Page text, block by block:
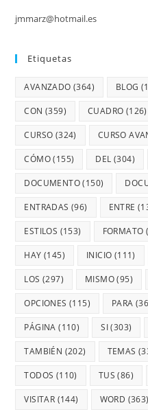
jmmarz@hotmail.es
Etiquetas
AVANZADO (364) BLOG
CON (359) CUADRO (126)
CURSO (324) CURSO
CÓMO(155) DEL (304)
DOCUMENTO(150)
ENTRADAS (96) ENTRE
ESTILOS (153) FORMATO
HAY (145) INICIO (111)
LOS (297) MISMO(95)
OPCIONES (115) PARA
PÁGINA (110) SI(303)
TAMBIÉN (202) TEMAS
TODOS (110) TUS (86)
VISITAR (144) WORD (363)